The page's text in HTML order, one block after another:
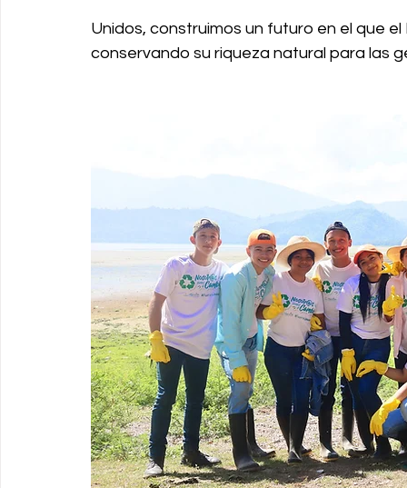
Unidos, construimos un futuro en el que
conservando su riqueza natural para las